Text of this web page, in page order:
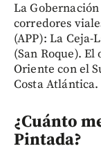
La
corredores
(APP): La
(San Roque).
Oriente con el
Costa Atlántica.
¿Cuánto
Pintada?